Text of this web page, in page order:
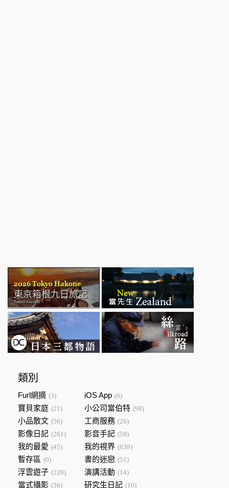
類別
Furl網摘 (3) iOS App (6)
寶貝家庭 (21) 小公司當伯特 (98)
小品散文 (56) 工商服務 (26)
影像日記 (261) 影音手記 (58)
我的最愛 (45) 我的視界 (839)
暫存區 (0) 書的迷戀 (51)
浮雲遊子 (220) 演講活動 (14)
當式攝影 (36) 研究生日記 (10)